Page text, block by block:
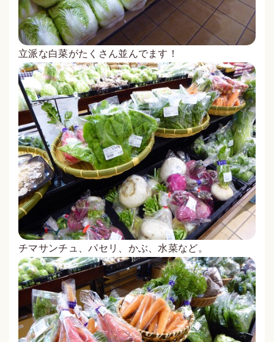
立派な白菜がたくさん並んでます！
チマサンチュ、パセリ、かぶ、水菜など。